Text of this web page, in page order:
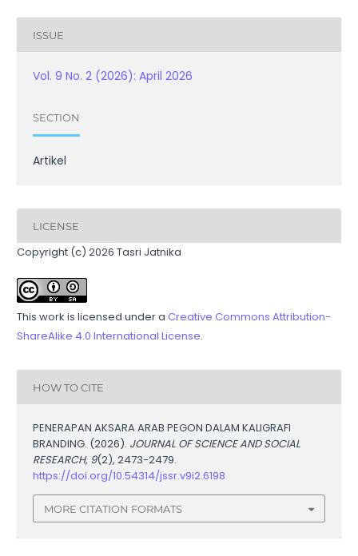
ISSUE
Vol. 9 No. 2 (2026): April 2026
SECTION
Artikel
LICENSE
Copyright (c) 2026 Tasri Jatnika
This work is licensed under a Creative Commons Attribution-
ShareAlike 4.0 International License.
HOW TO CITE
PENERAPAN AKSARA ARAB PEGON DALAM KALIGRAFI
BRANDING. (2026). JOURNAL OF SCIENCE AND SOCIAL
RESEARCH, 9(2), 2473-2479.
https://doi.org/10.54314/jssr.v9i2.6198
MORE CITATION FORMATS